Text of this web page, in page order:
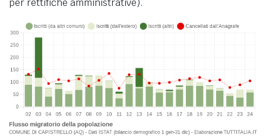
per rettifiche amministrative).